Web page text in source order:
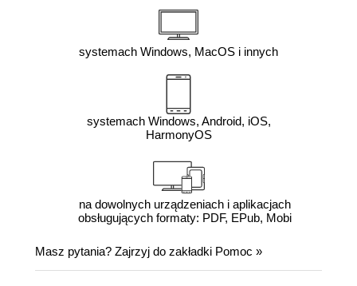
systemach Windows, MacOS i innych
systemach Windows, Android, iOS,
HarmonyOS
na dowolnych urządzeniach i aplikacjach
obsługujących formaty: PDF, EPub, Mobi
Masz pytania? Zajrzyj do zakładki Pomoc »